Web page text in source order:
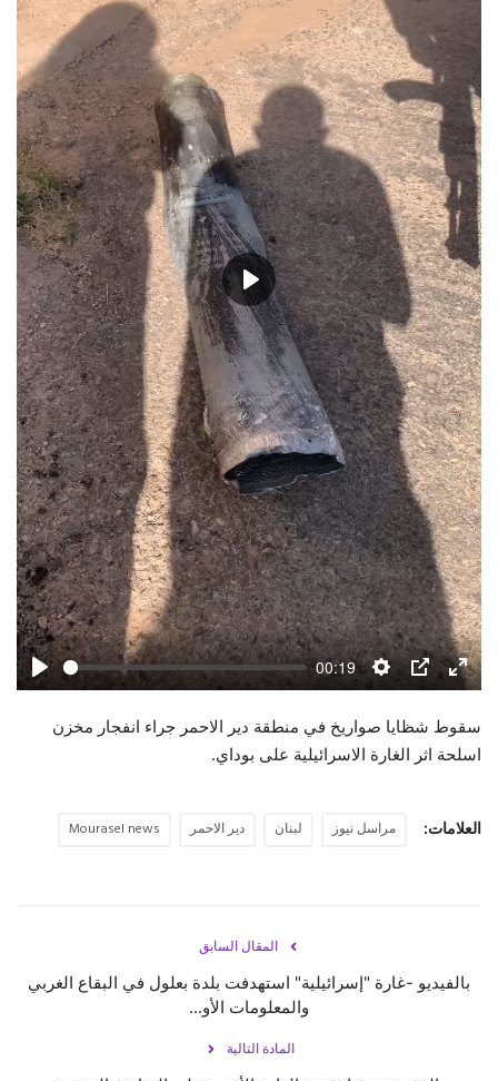
حياة
Play
00:19
Settings
PIP
Enter
Play
سقوط شظايا صواريخ في منطقة دير الاحمر جراء انفجار مخزن
اسلحة اثر الغارة الاسرائيلية على بوداي.
العلامات: مراسل نيوز لبنان دير الاحمر Mourasel news
المقال السابق
بالفيديو -غارة "إسرائيلية" استهدفت بلدة بعلول في ‎البقاع الغربي
والمعلومات الأو...
المادة التالية